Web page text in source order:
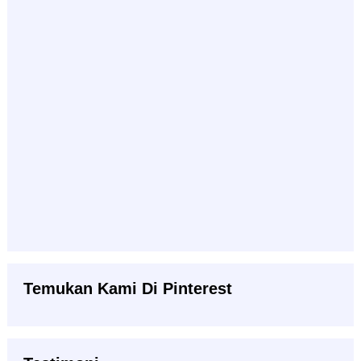
Temukan Kami Di Pinterest